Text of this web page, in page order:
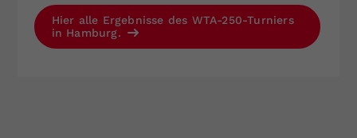
Hier alle Ergebnisse des WTA-250-Turniers
in Hamburg.